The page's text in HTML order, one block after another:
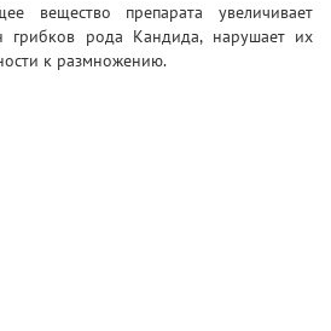
вещество препарата увеличивает
грибков рода Кандида, нарушает их
к размножению.